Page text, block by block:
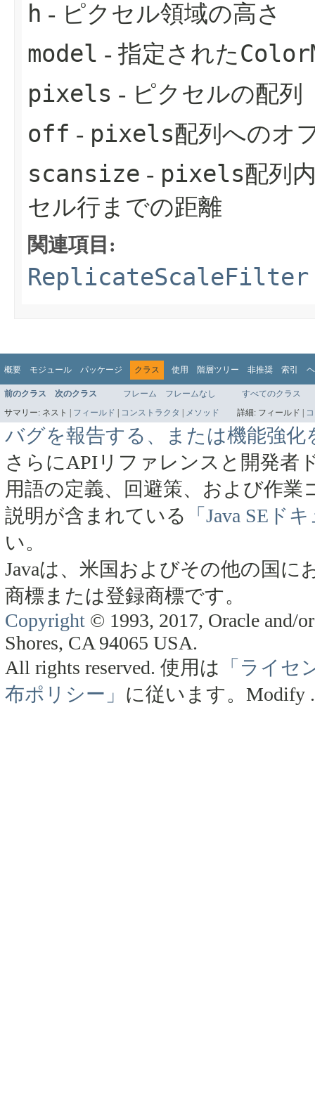
h - ピクセル領域の高さ
model - 指定された
pixels - ピクセルの配列
off - pixels配列へのオ
scansize - pixels配列
セル行までの距離
関連項目:
ReplicateScaleFilter
概要 モジュール パッケージ クラス 使用 階層ツリー 非推奨 索引
前のクラス 次のクラス フレーム フレームなし
すべてのクラス
サマリー: ネスト | フィールド | コンストラクタ | メソッド 詳細: フィールド |
バグを報告する、または機能強化
さらにAPIリファレンスと開発者
用語の定義、回避策、および作
説明が含まれている
「Java SEド
い。
Javaは、米国およびその他の国に
商標または登録商標です。
Copyright © 1993, 2017, Oracle and/
Shores, CA 94065 USA.
All rights reserved. 使用は 「ライセ
布ポリシー」 に従います。 Modify